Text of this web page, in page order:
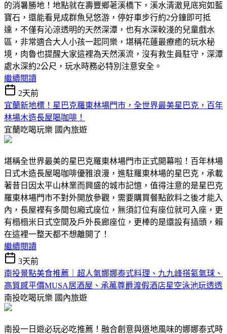
的消暑勝地！地點就在壽豐鄉荖溪橋下，溪水清澈見底宛如藍
寶石，還能看見成群魚兒悠游，停好車步行約2分鐘即可抵
達，不僅有沁涼透明的天然深潭，也有水深較淺的兒童戲水
區，非常適合大人小孩一起同樂，堪稱花蓮最療癒的玩水秘
境，肉魯也提醒大家這裡為天然溪流，沒有救生員駐守，深潭
處水深約2公尺，玩水時務必特別注意安全。
繼續閱讀
2天前
宜蘭新地標！星巴克羅東林場門市，全世界最美星巴克，百年
林場木造長屋喝咖啡！
宜蘭吃喝玩樂 國內旅遊
堪稱全世界最美的星巴克羅東林場門市正式開幕啦！百年林場
日式木造長屋喝咖啡優雅浪漫，進駐羅東林場的星巴克，承載
著昔日因太平山林業而興盛的城市記憶，值得注意的是星巴克
羅東林場門市不對外開放參觀，需要購買餐點飲料之後才能入
內，長屋裡有多間包廂式座位，無須訂位有座位就可入座，更
有榻榻米日式空間及戶外長廊座位，更棒的是還設有插頭，賴
在這裡一整天都不想離開了！
繼續閱讀
3天前
南投景點美食推薦｜超人氣娜娜泰式料理、九九峰搭氦氣球、
高質感平價MUSA居酒屋、承萬尊爵渡假酒店星空泳池玩透透
南投吃喝玩樂 國內旅遊
南投一日遊必玩必吃推薦！融合創意與道地風味的娜娜泰式時